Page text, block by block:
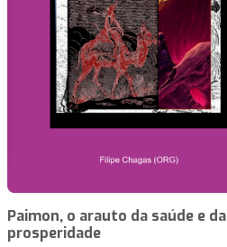
Paimon, o arauto da saúde e da
prosperidade